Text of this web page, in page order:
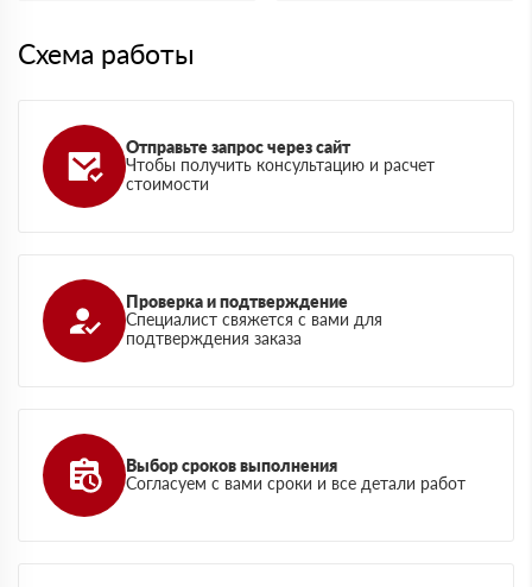
Схема работы
Отправьте запрос через сайт
Чтобы получить консультацию и расчет
стоимости
Проверка и подтверждение
Специалист свяжется с вами для
подтверждения заказа
Выбор сроков выполнения
Согласуем с вами сроки и все детали работ